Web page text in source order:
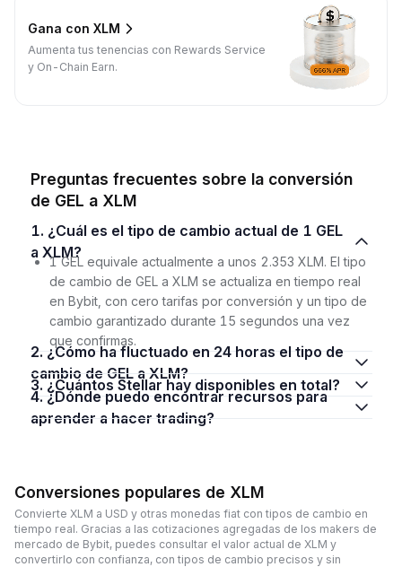
Gana con XLM
Aumenta tus tenencias con Rewards Service
y On-Chain Earn.
Preguntas frecuentes sobre la conversión
de GEL a XLM
1. ¿Cuál es el tipo de cambio actual de 1 GEL
a XLM?
1 GEL equivale actualmente a unos 2.353 XLM. El tipo
de cambio de GEL a XLM se actualiza en tiempo real
en Bybit, con cero tarifas por conversión y un tipo de
cambio garantizado durante 15 segundos una vez
que confirmas.
2. ¿Cómo ha fluctuado en 24 horas el tipo de
cambio de GEL a XLM?
3. ¿Cuántos Stellar hay disponibles en total?
4. ¿Dónde puedo encontrar recursos para
aprender a hacer trading?
Conversiones populares de XLM
Convierte XLM a USD y otras monedas fiat con tipos de cambio en
tiempo real. Gracias a las cotizaciones agregadas de los makers de
mercado de Bybit, puedes consultar el valor actual de XLM y
convertirlo con confianza, con tipos de cambio precisos y sin